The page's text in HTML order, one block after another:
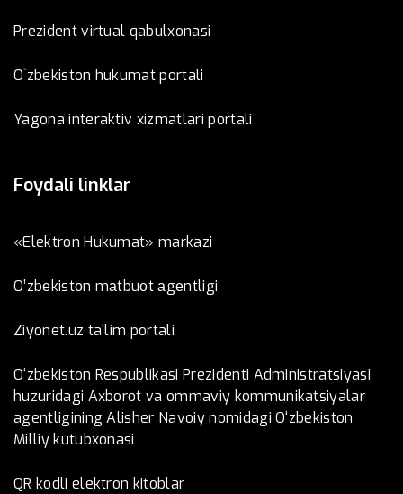
Prezident virtual qabulxonasi
O`zbekiston hukumat portali
Yagona interaktiv xizmatlari portali
Foydali linklar
«Elektron Hukumat» markazi
O’zbеkistоn mаtbuоt аgеntligi
Ziyonet.uz ta'lim portali
O‘zbekiston Respublikasi Prezidenti Administratsiyasi
huzuridagi Axborot va ommaviy kommunikatsiyalar
agentligining Alisher Navoiy nomidagi O‘zbekiston
Milliy kutubxonasi
QR kodli elektron kitoblar